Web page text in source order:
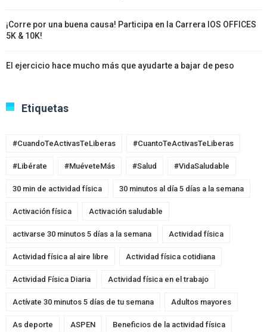
¡Corre por una buena causa! Participa en la Carrera IOS OFFICES
5K & 10K!
El ejercicio hace mucho más que ayudarte a bajar de peso
Etiquetas
#CuandoTeActivasTeLiberas #CuantoTeActivasTeLiberas
#Libérate #MuéveteMás #Salud #VidaSaludable
30 min de actividad física 30 minutos al día 5 días a la semana
Activación física Activación saludable
activarse 30 minutos 5 días a la semana Actividad física
Actividad física al aire libre Actividad física cotidiana
Actividad Física Diaria Actividad física en el trabajo
Actívate 30 minutos 5 días de tu semana Adultos mayores
As deporte ASPEN Beneficios de la actividad física